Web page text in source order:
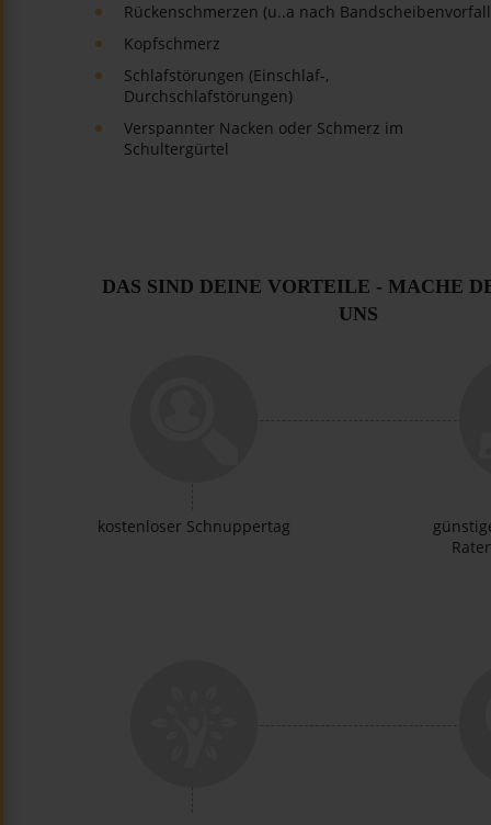
Rückenschmerzen (u..a nach
Kopfschmerz
Schlafstörungen (Einschlaf-,
Durchschlafstörungen)
Verspannter Nacken oder Schmerz im
Schultergürtel
DAS SIND DEINE VORTEILE - MACHE
UNS
kostenloser Schnuppertag